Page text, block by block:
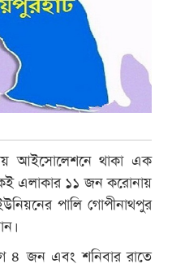
আইসোলেশনে থাকা এক
এলাকার ১১ জন করোনায়
পালি গোপীনাথপুর
৪ জন এবং শনিবার রাতে